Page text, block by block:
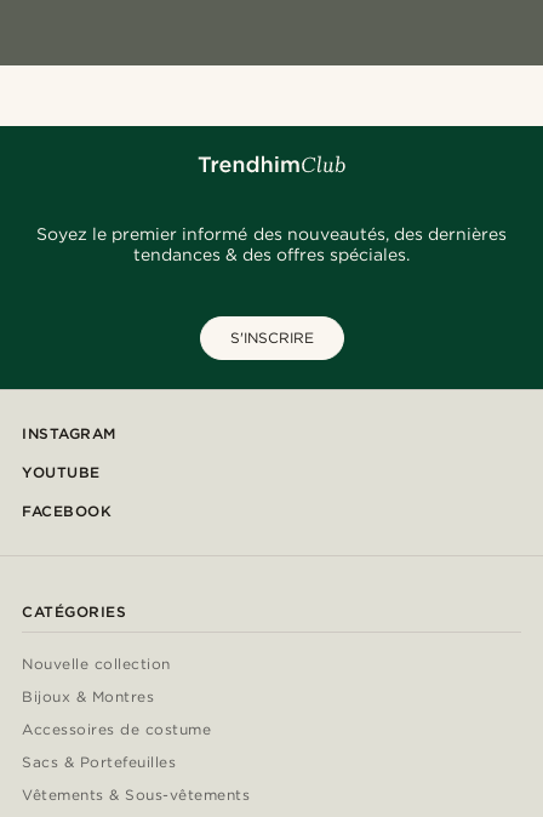
Soyez le premier informé des nouveautés, des dernières
tendances & des offres spéciales.
S'INSCRIRE
INSTAGRAM
YOUTUBE
FACEBOOK
CATÉGORIES
Nouvelle collection
Bijoux & Montres
Accessoires de costume
Sacs & Portefeuilles
Vêtements & Sous-vêtements